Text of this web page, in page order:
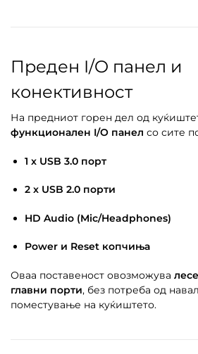
Преден I/O панел и
конективност
На предниот горен дел од
функционален I/O панел со сите
1 x USB 3.0 порт
2 x USB 2.0 порти
HD Audio (Mic/Headphones)
Power и Reset копчиња
Оваа поставеност овозможува
главни порти, без потреба од
поместување на куќиштето.